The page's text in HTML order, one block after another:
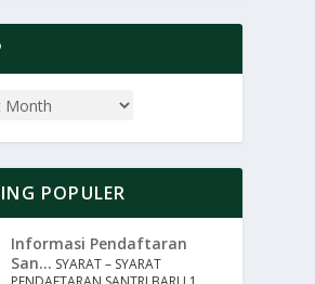
POPULER
Informasi Pendaftaran
San... SYARAT – SYARAT